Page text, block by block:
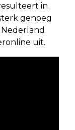
in
genoeg
Nederland
uit.